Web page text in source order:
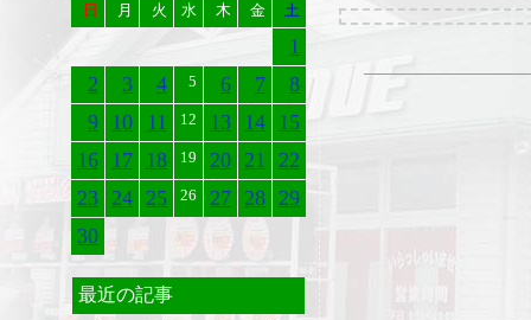
日 月 火 水 木 金 土
1
2
3 4 5 6 7
8
9 10 11 12 13 14 15
16 17 18 19 20 21 22
23 24 25 26 27 28 29
30
最近の記事